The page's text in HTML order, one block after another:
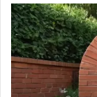
Вспененный
линолеум